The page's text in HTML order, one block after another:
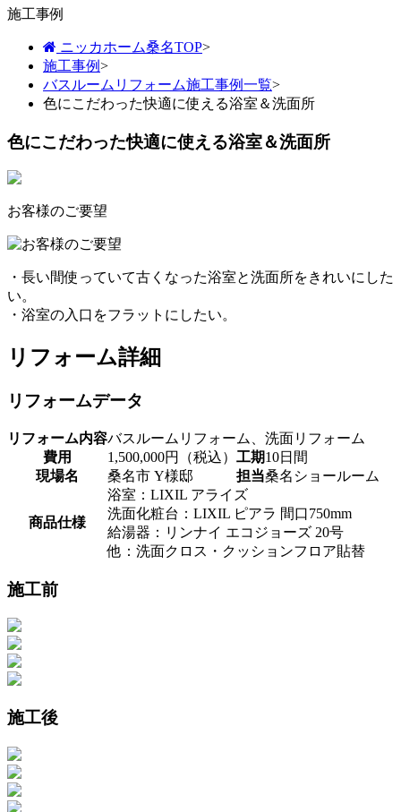
施工事例
ニッカホーム桑名TOP>
施工事例>
バスルームリフォーム施工事例一覧>
色にこだわった快適に使える浴室＆洗面所
色にこだわった快適に使える浴室＆洗面所
お客様のご要望
・長い間使っていて古くなった浴室と洗面所をきれいにした
い。
・浴室の入口をフラットにしたい。
リフォーム詳細
リフォームデータ
リフォーム内容バスルームリフォーム、洗面リフォーム
費用
1,500,000円（税込） 工期10日間
現場名
桑名市 Y様邸 担当桑名ショールーム
商品仕様
浴室：LIXIL アライズ
洗面化粧台：LIXIL ピアラ 間口750mm
給湯器：リンナイ エコジョーズ 20号
他：洗面クロス・クッションフロア貼替
施工前
施工後